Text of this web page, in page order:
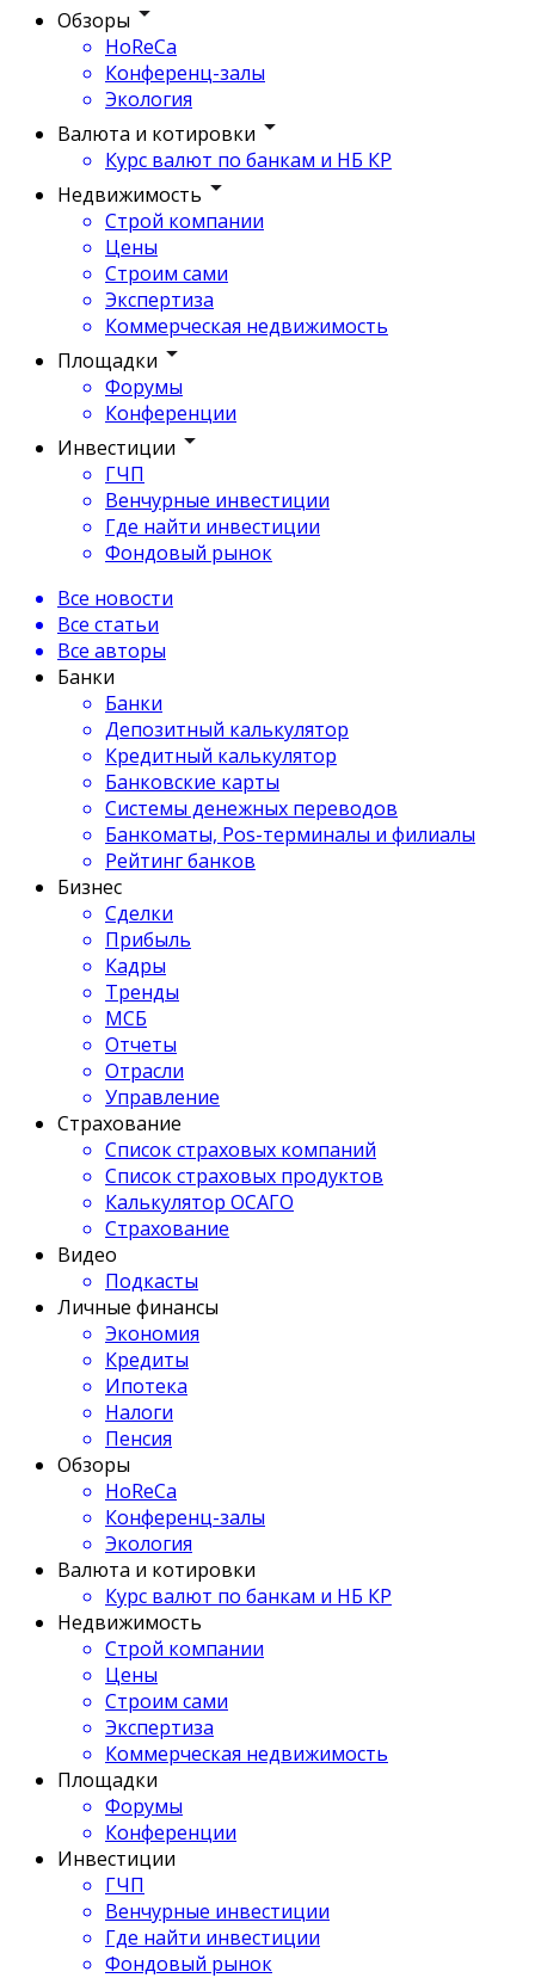
Обзоры
HoReCa
Конференц-залы
Экология
Валюта и котировки
Курс валют по банкам и НБ КР
Недвижимость
Строй компании
Цены
Строим сами
Экспертиза
Коммерческая недвижимость
Площадки
Форумы
Конференции
Инвестиции
ГЧП
Венчурные инвестиции
Где найти инвестиции
Фондовый рынок
Все новости
Все статьи
Все авторы
Банки
Банки
Депозитный калькулятор
Кредитный калькулятор
Банковские карты
Системы денежных переводов
Банкоматы, Pos-терминалы и филиалы
Рейтинг банков
Бизнес
Сделки
Прибыль
Кадры
Тренды
МСБ
Отчеты
Отрасли
Управление
Страхование
Список страховых компаний
Список страховых продуктов
Калькулятор ОСАГО
Страхование
Видео
Подкасты
Личные финансы
Экономия
Кредиты
Ипотека
Налоги
Пенсия
Обзоры
HoReCa
Конференц-залы
Экология
Валюта и котировки
Курс валют по банкам и НБ КР
Недвижимость
Строй компании
Цены
Строим сами
Экспертиза
Коммерческая недвижимость
Площадки
Форумы
Конференции
Инвестиции
ГЧП
Венчурные инвестиции
Где найти инвестиции
Фондовый рынок